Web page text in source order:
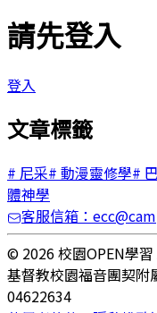
請先登入
登入
文章標籤
# 尼采# 動漫靈修學#
體神學
客服信箱：
© 2026 校園OPEN學
基督教校園福音團契附
04622634